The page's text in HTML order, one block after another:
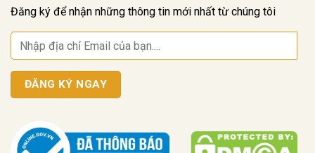
Đăng ký để nhận những thông tin mới nhất từ chúng tôi